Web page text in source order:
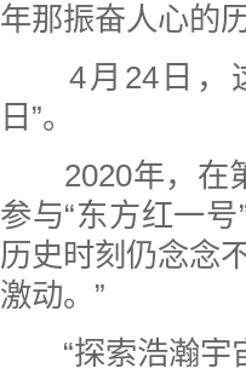
年那振奋人心的
4月24日，这
日”。
2020年，在第
参与“东方红一
历史时刻仍念念
激动。”
“探索浩瀚宇